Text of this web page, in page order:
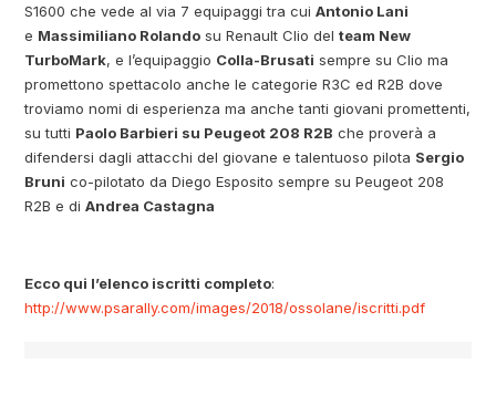
S1600 che vede al via 7 equipaggi tra cuiAntonio Lani
e Massimiliano Rolando su Renault Clio delteam New
TurboMark, e l’equipaggio Colla-Brusati sempre su Clio ma
promettono spettacolo anche le categorie R3C ed R2B dove
troviamo nomi di esperienza ma anche tanti giovani promettenti,
su tutti Paolo Barbieri su Peugeot 208 R2B che proverà a
difendersi dagli attacchi del giovane e talentuoso pilota Sergio
Bruni co-pilotato da Diego Esposito sempre su Peugeot 208
R2B e diAndrea Castagna
Ecco qui l’elenco iscritti completo:
http://www.psarally.com/images/2018/ossolane/iscritti.pdf